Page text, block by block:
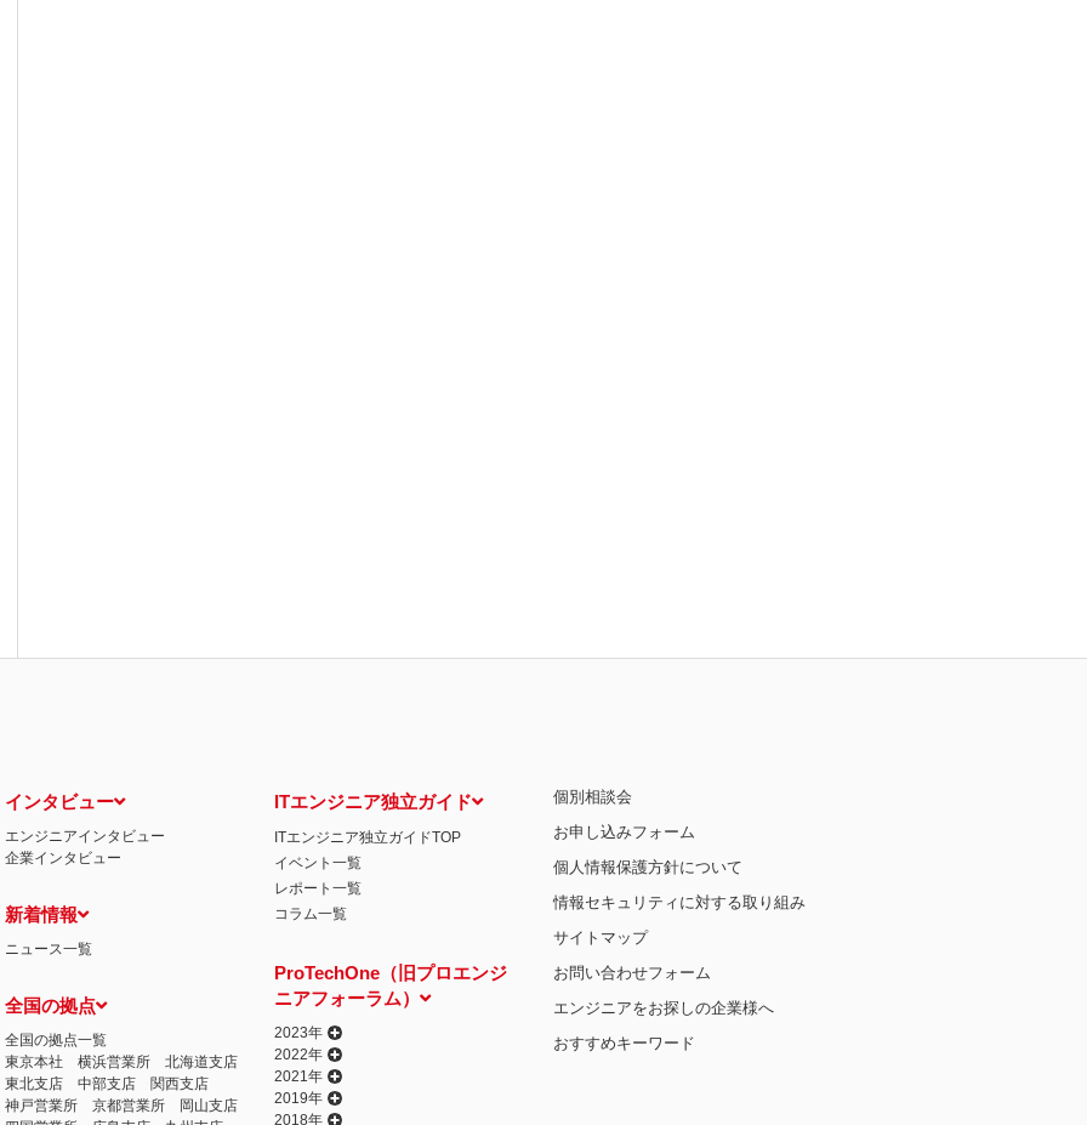
インタビュー
エンジニアインタビュー
企業インタビュー
新着情報
ニュース一覧
全国の拠点
全国の拠点一覧
東京本社
横浜営業所
北海道支店
東北支店
中部支店
関西支店
神戸営業所
京都営業所
岡山支店
ITエンジニア独立ガイド
ITエンジニア独立ガイドTOP
イベント一覧
レポート一覧
コラム一覧
ProTechOne（旧プロエンジ
ニアフォーラム）
2023年
2022年
2021年
2019年
2018年
個別相談会
お申し込みフォーム
個人情報保護方針について
情報セキュリティに対する取り組み
サイトマップ
お問い合わせフォーム
エンジニアをお探しの企業様へ
おすすめキーワード